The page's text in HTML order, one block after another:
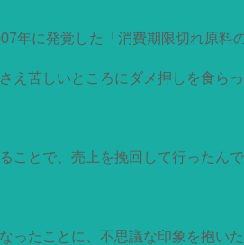
年に発覚した「消費期限切れ原料
え苦しいところにダメ押しを食ら
ことで、売上を挽回して行ったん
ったことに、不思議な印象を抱い